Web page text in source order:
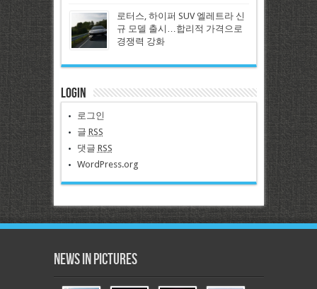
로터스, 하이퍼 SUV 엘레트라 신
규 모델 출시…합리적 가격으로
경쟁력 강화
Login
로그인
글 RSS
댓글 RSS
WordPress.org
News in Pictures